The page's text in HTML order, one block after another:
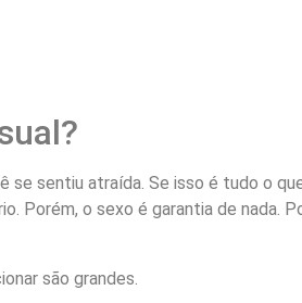
se sentiu atraída. Se isso é tudo o
Porém, o sexo é garantia de nada.
são grandes.